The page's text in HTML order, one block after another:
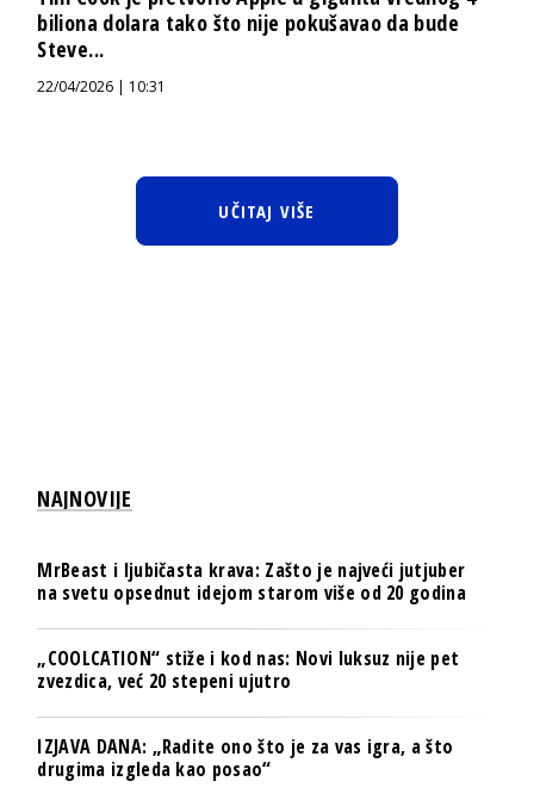
biliona dolara tako što nije pokušavao da bude
Steve...
22/04/2026 | 10:31
UČITAJ VIŠE
NAJNOVIJE
MrBeast i ljubičasta krava: Zašto je najveći jutjuber
na svetu opsednut idejom starom više od 20 godina
„COOLCATION“ stiže i kod nas: Novi luksuz nije pet
zvezdica, već 20 stepeni ujutro
IZJAVA DANA: „Radite ono što je za vas igra, a što
drugima izgleda kao posao“